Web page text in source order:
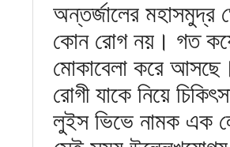
অন্তর্জালের মহাসমুদ্র
কোন রোগ নয়। গত
মোকাবেলা করে
রোগী যাকে নিয়ে
লুইস ভিভে নামক এক